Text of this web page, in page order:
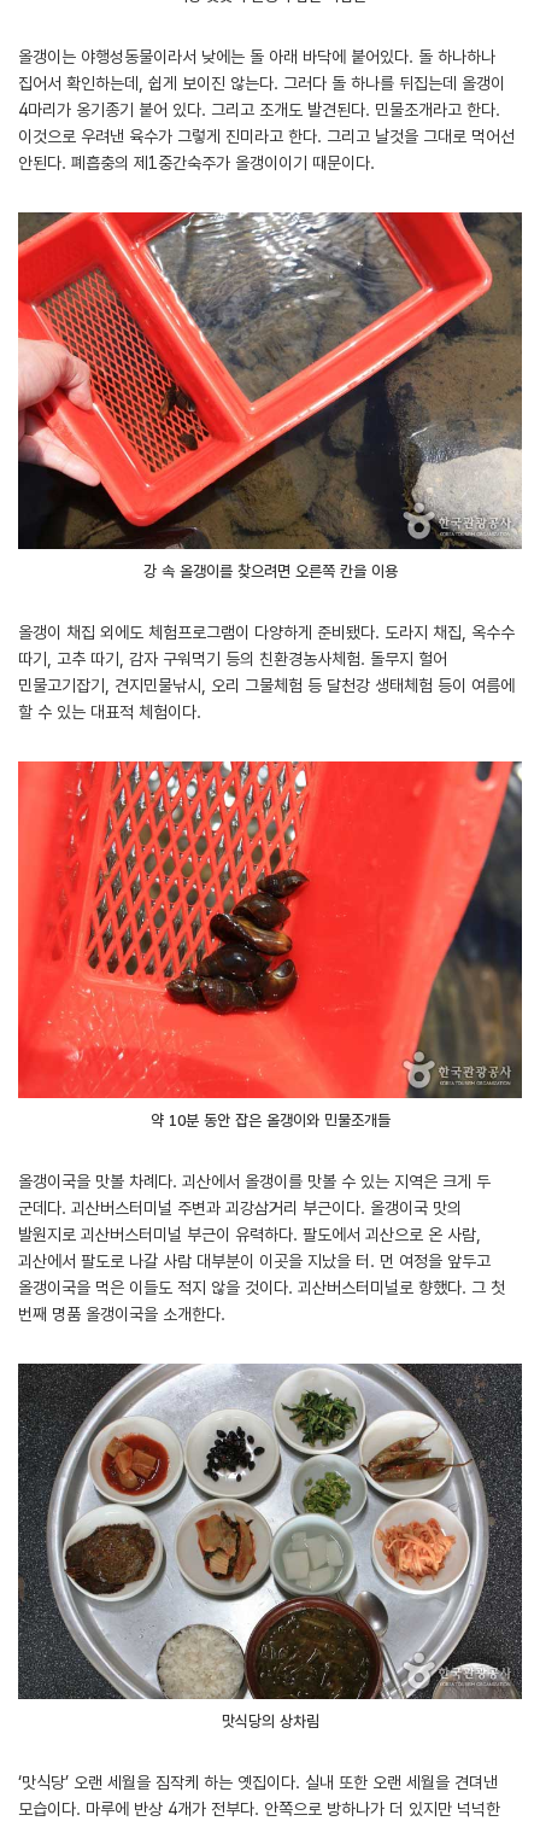
올갱이는 야행성동물이라서 낮에는 돌 아래 바닥에 붙어있다. 돌 하나하나
집어서 확인하는데, 쉽게 보이진 않는다. 그러다 돌 하나를 뒤집는데 올갱이
4마리가 옹기종기 붙어 있다. 그리고 조개도 발견된다. 민물조개라고 한다.
이것으로 우려낸 육수가 그렇게 진미라고 한다. 그리고 날것을 그대로 먹어선
안된다. 폐흡충의 제1중간숙주가 올갱이이기 때문이다.
강 속 올갱이를 찾으려면 오른쪽 칸을 이용
올갱이 채집 외에도 체험프로그램이 다양하게 준비됐다. 도라지 채집, 옥수수
따기, 고추 따기, 감자 구워먹기 등의 친환경농사체험. 돌무지 헐어
민물고기잡기, 견지민물낚시, 오리 그물체험 등 달천강 생태체험 등이 여름에
할 수 있는 대표적 체험이다.
약 10분 동안 잡은 올갱이와 민물조개들
올갱이국을 맛볼 차례다. 괴산에서 올갱이를 맛볼 수 있는 지역은 크게 두
군데다. 괴산버스터미널 주변과 괴강삼거리 부근이다. 올갱이국 맛의
발원지로 괴산버스터미널 부근이 유력하다. 팔도에서 괴산으로 온 사람,
괴산에서 팔도로 나갈 사람 대부분이 이곳을 지났을 터. 먼 여정을 앞두고
올갱이국을 먹은 이들도 적지 않을 것이다. 괴산버스터미널로 향했다. 그 첫
번째 명품 올갱이국을 소개한다.
맛식당의 상차림
‘맛식당’ 오랜 세월을 짐작케 하는 옛집이다. 실내 또한 오랜 세월을 견뎌낸
모습이다. 마루에 반상 4개가 전부다. 안쪽으로 방하나가 더 있지만 넉넉한